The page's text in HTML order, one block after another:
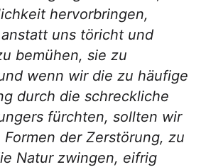
hervorbringen,
uns töricht und
bemühen, sie zu
wenn wir die zu häufige
durch die schreckliche
fürchten, sollten wir
Formen der Zerstörung, zu
Natur zwingen, eifrig